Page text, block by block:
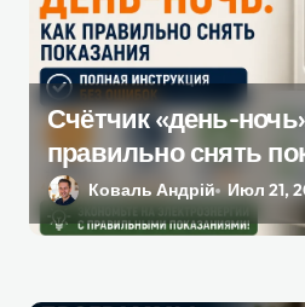
Счётчик «день-
правильно снять
полная инструкция
Коваль Андрій Июл 21,